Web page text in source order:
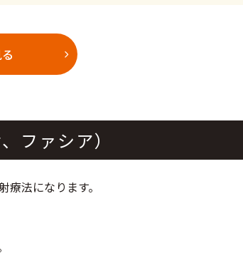
ファシア）
法になります。